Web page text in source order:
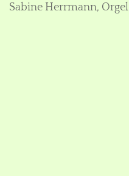
Sabine Herrmann, Orgel